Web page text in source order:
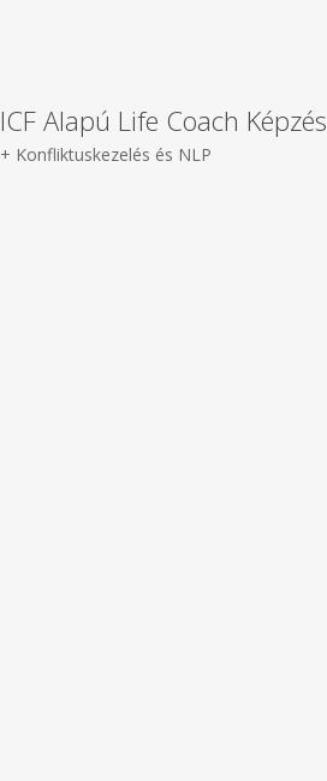
ICF Alapú Life Coach Képzés
+ Konfliktuskezelés és NLP